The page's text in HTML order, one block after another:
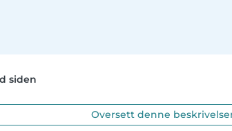
siden
Oversett denne